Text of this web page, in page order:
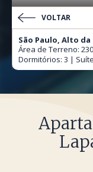
VOLTAR
São Paulo, Alto da
Área de Terreno: 230
Dormitórios: 3 |